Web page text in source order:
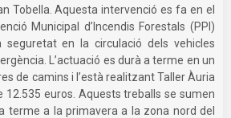
Tobella. Aquesta intervenció es fa en el
Municipal d’Incendis Forestals (PPI)
en la circulació dels vehicles
L’actuació es durà a terme en un
de camins i l’està realitzant Taller Àuria
12.535 euros. Aquests treballs se sumen
terme a la primavera a la zona nord del